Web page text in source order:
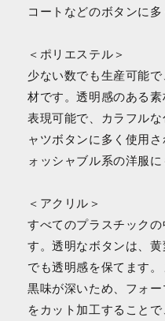
コートなどのボタンに多
＜ポリエステル＞
少ない数でも生産可能
材です。透明感のある
表現可能で、カラフル
ャツボタンに多く使用
ォッシャブル系の洋服
＜アクリル＞
すべてのプラスチック
す。透明なボタンは、
でも透明感を保てます
黒味が深いため、フォ
をカット加工すること